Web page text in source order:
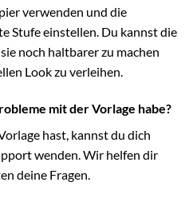
verwenden und die
Stufe einstellen. Du kannst die
noch haltbarer zu machen
Look zu verleihen.
mit der Vorlage habe?
hast, kannst du dich
wenden. Wir helfen dir
deine Fragen.